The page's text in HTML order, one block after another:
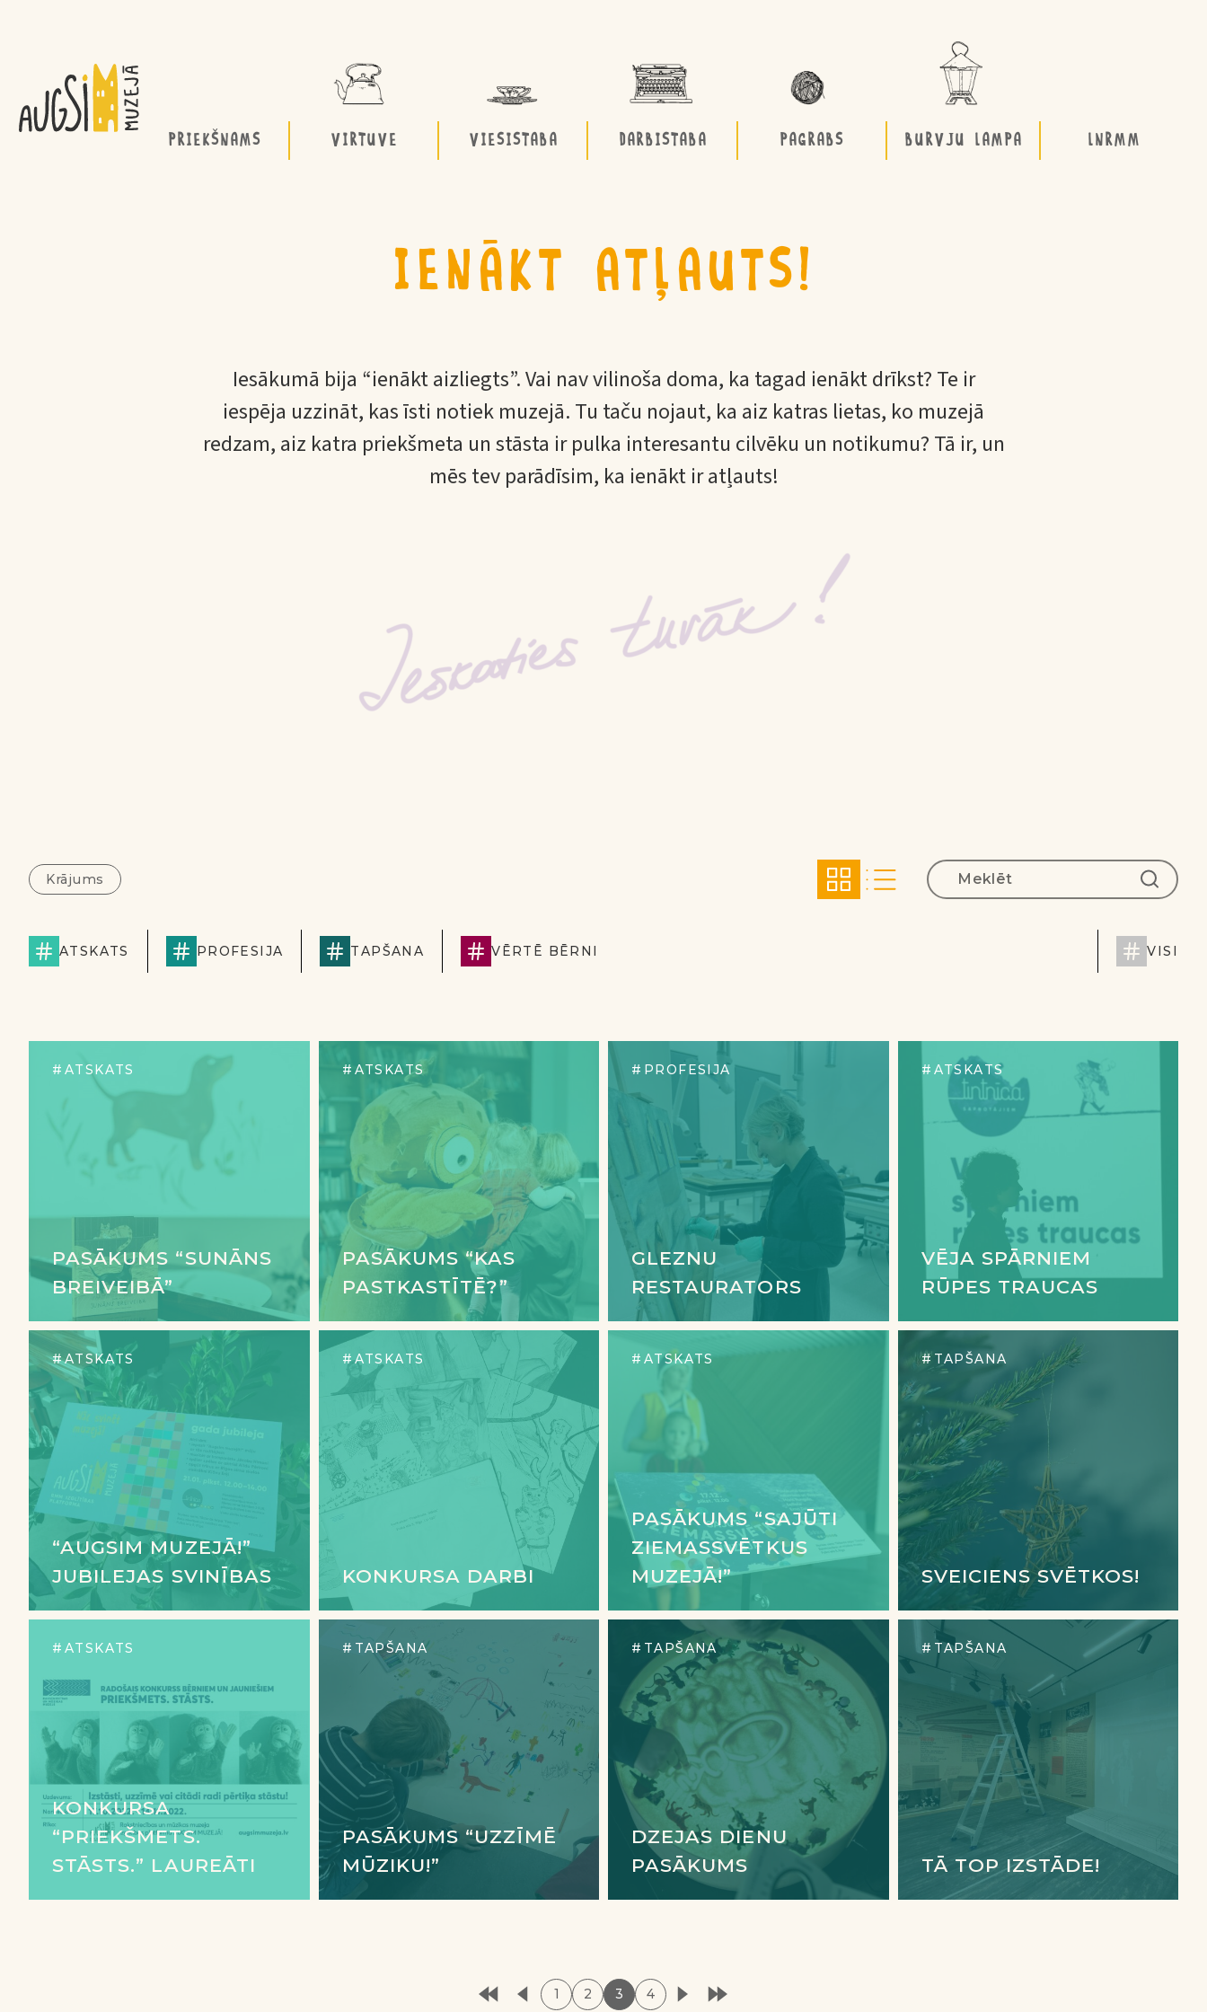
PRIEKŠNAMS VIRTUVE VIESISTABA DARBISTABA PAGRABS BURVJU LAMPA LNRMM
IENĀKT ATĻAUTS!
Iesākumā bija “ienākt aizliegts”. Vai nav vilinoša doma, ka tagad ienākt drīkst? Te ir
iespēja uzzināt, kas īsti notiek muzejā. Tu taču nojaut, ka aiz katras lietas, ko muzejā
redzam, aiz katra priekšmeta un stāsta ir pulka interesantu cilvēku un notikumu? Tā ir, un
mēs tev parādīsim, ka ienākt ir atļauts!
Krājums
ATSKATS PROFESIJA TAPŠANA VĒRTĒ BĒRNI VISI
ATSKATS
PASĀKUMS “SUNĀNS
BREIVEIBĀ”
ATSKATS
PASĀKUMS “KAS
PASTKASTĪTĒ?”
PROFESIJA
GLEZNU
RESTAURATORS
ATSKATS
VĒJA SPĀRNIEM
RŪPES TRAUCAS
ATSKATS
“AUGSIM MUZEJĀ!”
JUBILEJAS SVINĪBAS
ATSKATS
KONKURSA DARBI
ATSKATS
PASĀKUMS “SAJŪTI
ZIEMASSVĒTKUS
MUZEJĀ!”
TAPŠANA
SVEICIENS SVĒTKOS!
ATSKATS
KONKURSA
“PRIEKŠMETS.
STĀSTS.” LAUREĀTI
TAPŠANA
PASĀKUMS “UZZĪMĒ
MŪZIKU!”
TAPŠANA
DZEJAS DIENU
PASĀKUMS
TAPŠANA
TĀ TOP IZSTĀDE!
1 2 3 4